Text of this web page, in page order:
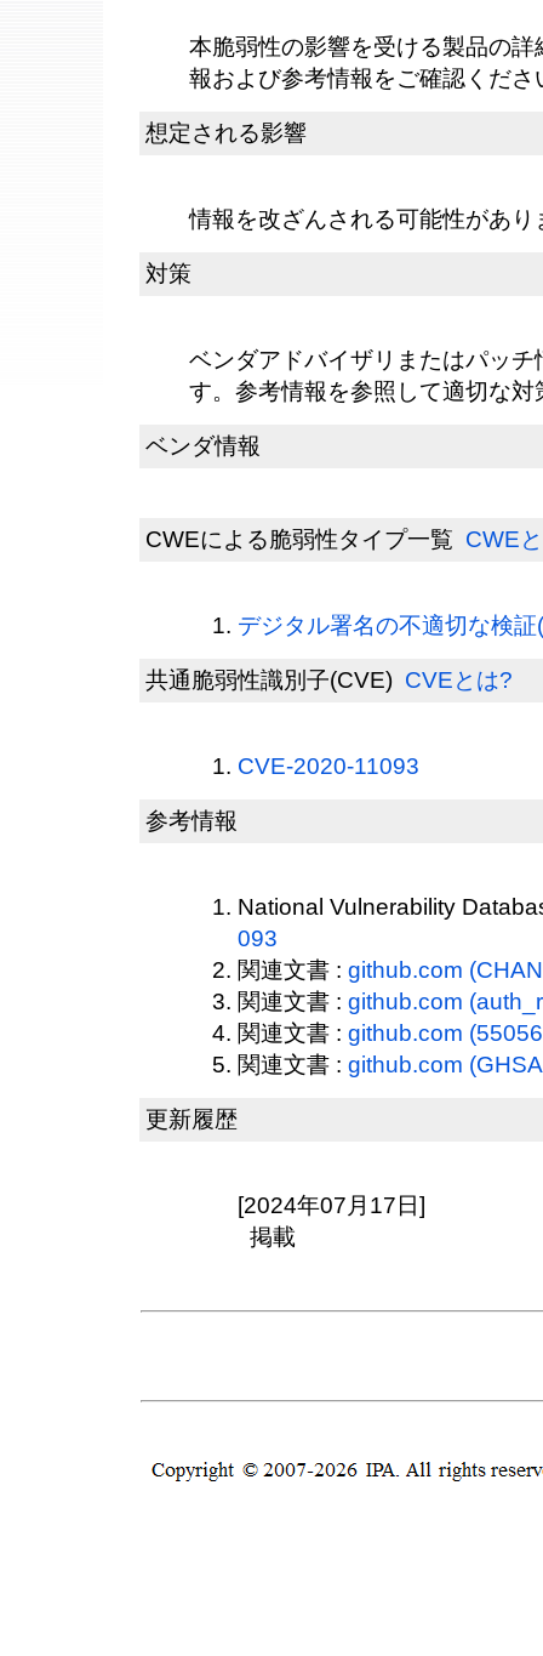
本脆弱性の影響を受ける製品の
報および参考情報をご確認くださ
想定される影響
情報を改ざんされる可能性があり
対策
ベンダアドバイザリまたはパッ
す。参考情報を参照して適切な
ベンダ情報
CWEによる脆弱性タイプ一覧 CWE
デジタル署名の不適切な検
共通脆弱性識別子(CVE) CVEとは?
CVE-2020-11093
参考情報
National Vulnerability
093
関連文書 : github.com
関連文書 : github.com
関連文書 : github.com
関連文書 : github.com
更新履歴
[2024年07月17日]
掲載